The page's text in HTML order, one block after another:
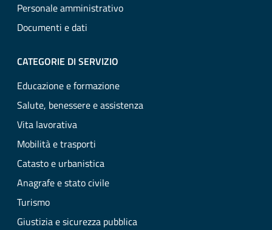
Personale amministrativo
Documenti e dati
CATEGORIE DI SERVIZIO
Educazione e formazione
Salute, benessere e assistenza
Vita lavorativa
Mobilità e trasporti
Catasto e urbanistica
Anagrafe e stato civile
Turismo
Giustizia e sicurezza pubblica